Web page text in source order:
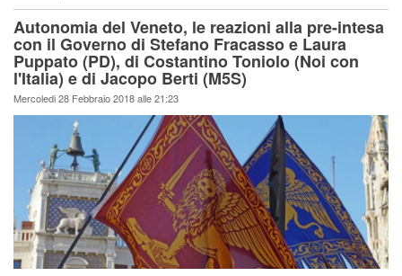
Autonomia del Veneto, le reazioni alla pre-intesa
con il Governo di Stefano Fracasso e Laura
Puppato (PD), di Costantino Toniolo (Noi con
l'Italia) e di Jacopo Berti (M5S)
Mercoledi 28 Febbraio 2018 alle 21:23